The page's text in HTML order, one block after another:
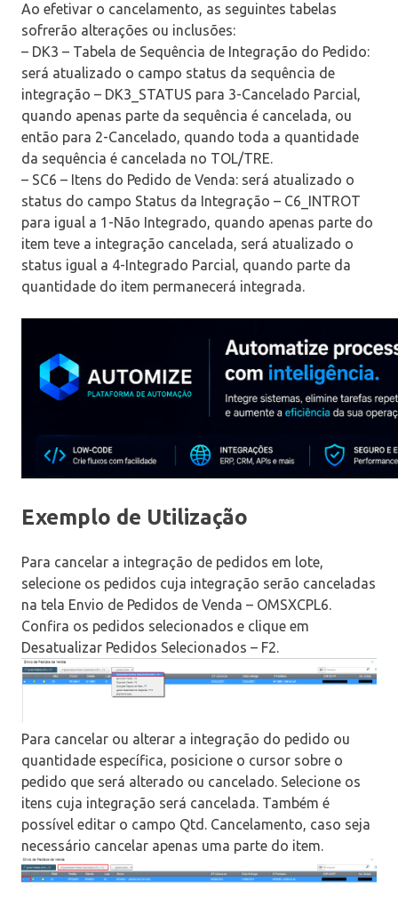
Ao efetivar o cancelamento, as seguintes tabelas
sofrerão alterações ou inclusões:
– DK3 – Tabela de Sequência de Integração do Pedido:
será atualizado o campo status da sequência de
integração – DK3_STATUS para 3-Cancelado Parcial,
quando apenas parte da sequência é cancelada, ou
então para 2-Cancelado, quando toda a quantidade
da sequência é cancelada no TOL/TRE.
– SC6 – Itens do Pedido de Venda: será atualizado o
status do campo Status da Integração – C6_INTROT
para igual a 1-Não Integrado, quando apenas parte do
item teve a integração cancelada, será atualizado o
status igual a 4-Integrado Parcial, quando parte da
quantidade do item permanecerá integrada.
Exemplo de Utilização
Para cancelar a integração de pedidos em lote,
selecione os pedidos cuja integração serão canceladas
na tela Envio de Pedidos de Venda – OMSXCPL6.
Confira os pedidos selecionados e clique em
Desatualizar Pedidos Selecionados – F2.
Para cancelar ou alterar a integração do pedido ou
quantidade específica, posicione o cursor sobre o
pedido que será alterado ou cancelado. Selecione os
itens cuja integração será cancelada. Também é
possível editar o campo Qtd. Cancelamento, caso seja
necessário cancelar apenas uma parte do item.